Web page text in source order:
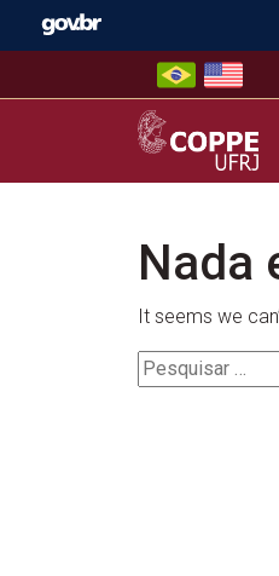
COPPE – UFRJ
Nada
It seems we
Pesquisar
por: